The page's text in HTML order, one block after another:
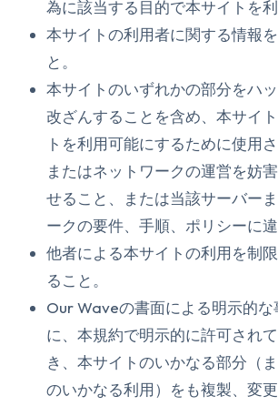
為に該当する目的で本サイトを利
本サイトの利用者に関する情報
と。
本サイトのいずれかの部分をハ
改ざんすることを含め、本サイ
トを利用可能にするために使用
またはネットワークの運営を妨
せること、または当該サーバー
ークの要件、手順、ポリシーに違
他者による本サイトの利用を制
ること。
Our Waveの書面による明示的な
に、本規約で明示的に許可され
き、本サイトのいかなる部分（
のいかなる利用）をも複製、変